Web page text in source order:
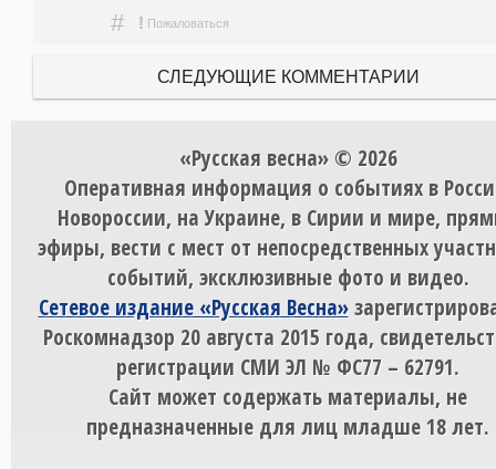
# ! Пожаловаться
СЛЕДУЮЩИЕ КОММЕНТАРИИ
«Русская весна» © 2026
Оперативная информация о событиях в
Новороссии, на Украине, в Сирии и мире,
эфиры, вести с мест от непосредственных
событий, эксклюзивные фото и видео.
Сетевое издание «Русская Весна»
Роскомнадзор 20 августа 2015 года,
регистрации СМИ ЭЛ № ФС77 – 62791.
Сайт может содержать материалы, не
предназначенные для лиц младше 18 лет.